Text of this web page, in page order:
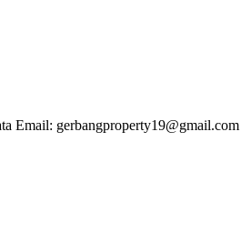
Email: gerbangproperty19@gmail.com